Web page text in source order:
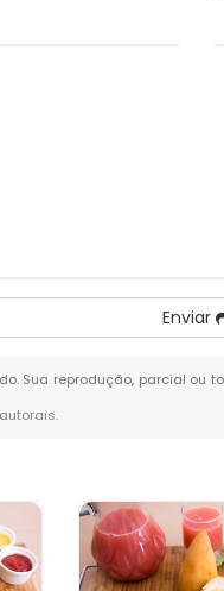
Enviar
Sua reprodução, parcial ou
.